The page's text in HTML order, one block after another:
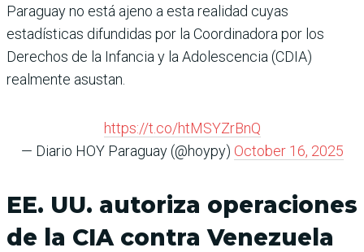
Paraguay no está ajeno a esta realidad cuyas
estadísticas difundidas por la Coordinadora por los
Derechos de la Infancia y la Adolescencia (CDIA)
realmente asustan.
https://t.co/htMSYZrBnQ
— Diario HOY Paraguay (@hoypy) October 16, 2025
EE. UU. autoriza operaciones
de la CIA contra Venezuela